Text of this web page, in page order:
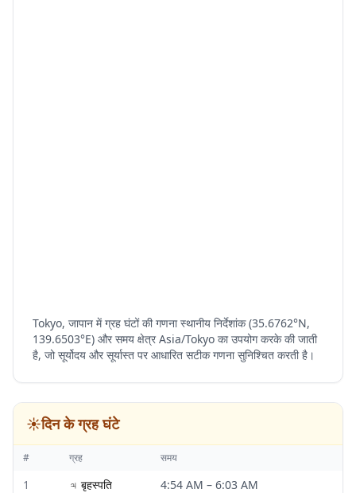
Tokyo, जापान में ग्रह घंटों की गणना स्थानीय निर्देशांक (35.6762°N,
139.6503°E) और समय क्षेत्र Asia/Tokyo का उपयोग करके की जाती
है, जो सूर्योदय और सूर्यास्त पर आधारित सटीक गणना सुनिश्चित करती है।
☀️दिन के ग्रह घंटे
# ग्रह समय
1 ♃ बृहस्पति 4:54 AM – 6:03 AM